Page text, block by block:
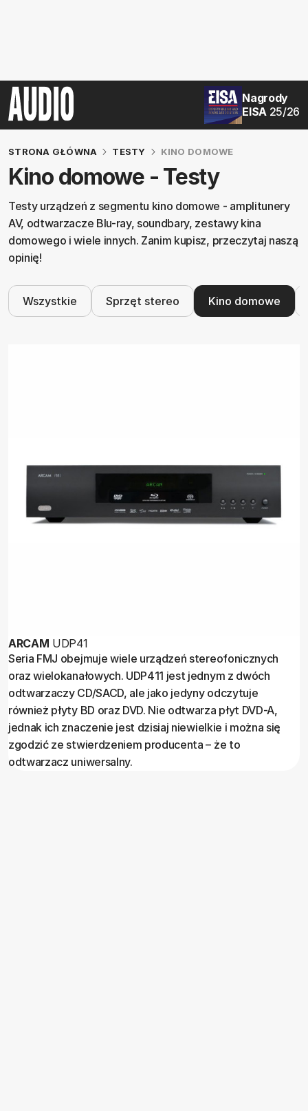
Nagrody
EISA 25/26
STRONA GŁÓWNA TESTY KINO DOMOWE
Kino domowe - Testy
Testy urządzeń z segmentu kino domowe - amplitunery
AV, odtwarzacze Blu-ray, soundbary, zestawy kina
domowego i wiele innych. Zanim kupisz, przeczytaj naszą
opinię!
Wszystkie Sprzęt stereo Kino domowe
ARCAM UDP41
Seria FMJ obejmuje wiele urządzeń stereofonicznych
oraz wielokanałowych. UDP411 jest jednym z dwóch
odtwarzaczy CD/SACD, ale jako jedyny odczytuje
również płyty BD oraz DVD. Nie odtwarza płyt DVD-A,
jednak ich znaczenie jest dzisiaj niewielkie i można się
zgodzić ze stwierdzeniem producenta – że to
odtwarzacz uniwersalny.